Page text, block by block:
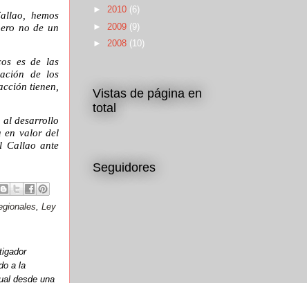
hemos
no de un
es de las
de los
tienen,
al desarrollo
en valor del
Callao ante
Ley
a la
desde una
► 2010 (6)
► 2009 (9)
► 2008 (10)
Vistas de página en
total
Seguidores